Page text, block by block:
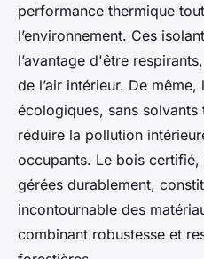
performance thermique
l’environnement. Ces
l’avantage d'être
de l’air intérieur. De même,
écologiques, sans
réduire la pollution
occupants. Le bois
gérées durablement,
incontournable des
combinant robustesse et